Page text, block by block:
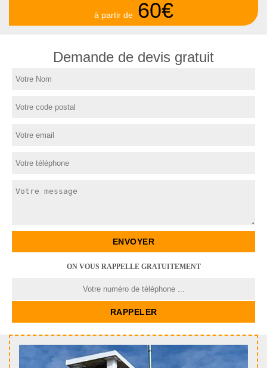
à partir de 60€
Demande de devis gratuit
ON VOUS RAPPELLE GRATUITEMENT